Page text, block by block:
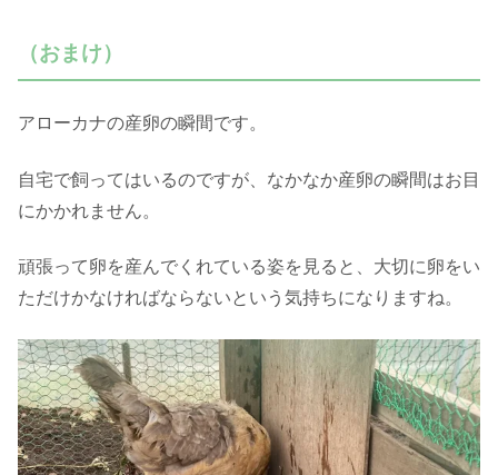
（おまけ）
アローカナの産卵の瞬間です。
自宅で飼ってはいるのですが、なかなか産卵の瞬間はお目
にかかれません。
頑張って卵を産んでくれている姿を見ると、大切に卵をい
ただけかなければならないという気持ちになりますね。